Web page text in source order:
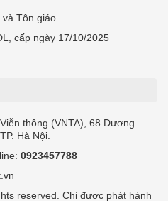
và Tôn giáo
cấp ngày 17/10/2025
thông (VNTA), 68 Dương
Hà Nội.
0923457788
reserved. Chỉ được phát hành